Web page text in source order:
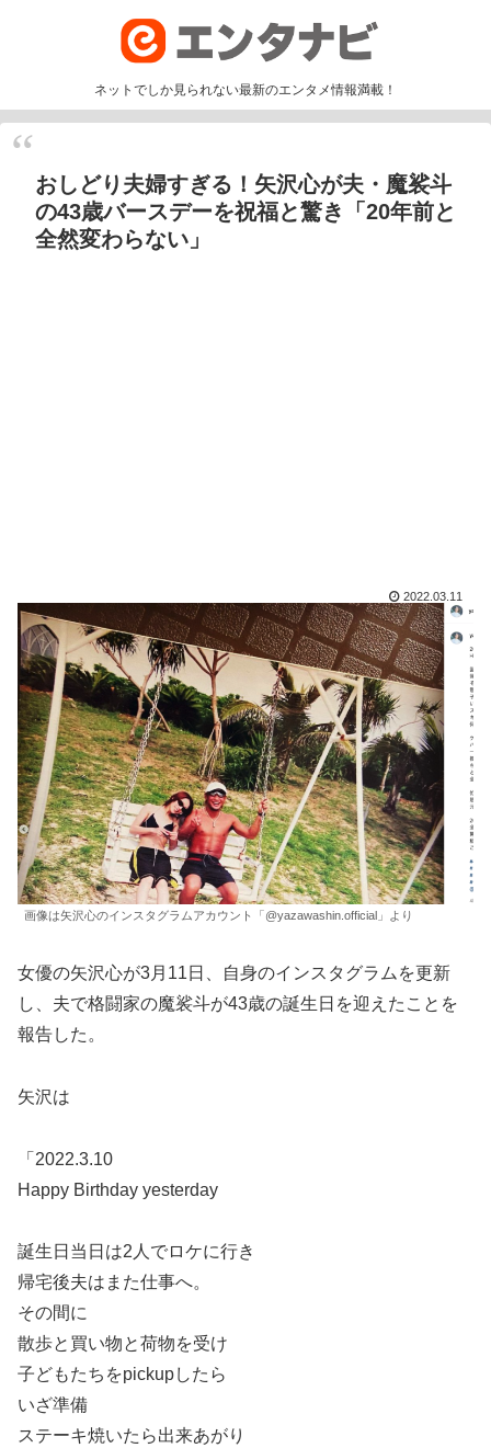
ネットでしか見られない最新のエンタメ情報満載！
おしどり夫婦すぎる！矢沢心が夫・魔裟斗
の43歳バースデーを祝福と驚き「20年前と
全然変わらない」
2022.03.11
画像は矢沢心のインスタグラムアカウント「@yazawashin.official」より
女優の矢沢心が3月11日、自身のインスタグラムを更新
し、夫で格闘家の魔裟斗が43歳の誕生日を迎えたことを
報告した。
矢沢は
「2022.3.10
Happy Birthday yesterday
誕生日当日は2人でロケに行き
帰宅後夫はまた仕事へ。
その間に
散歩と買い物と荷物を受け
子どもたちをpickupしたら
いざ準備
ステーキ焼いたら出来あがり